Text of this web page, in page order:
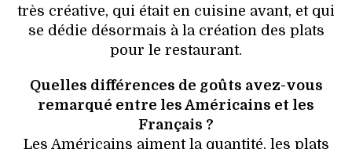
très créative, qui était en cuisine avant, et qui
se dédie désormais à la création des plats
pour le restaurant.
Quelles différences de goûts avez-vous
remarqué entre les Américains et les
Français ?
Les Américains aiment la quantité, les plats